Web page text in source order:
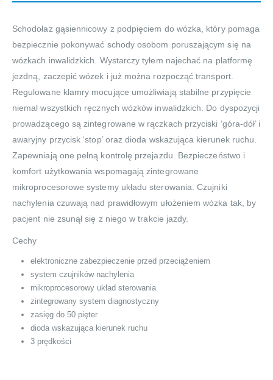
Schodołaz gąsiennicowy z podpięciem do wózka, który pomaga
bezpiecznie pokonywać schody osobom poruszającym się na
wózkach inwalidzkich. Wystarczy tyłem najechać na platformę
jezdną, zaczepić wózek i już można rozpocząć transport.
Regulowane klamry mocujące umożliwiają stabilne przypięcie
niemal wszystkich ręcznych wózków inwalidzkich. Do dyspozycji
prowadzącego są zintegrowane w rączkach przyciski ‘góra-dół’ i
awaryjny przycisk ‘stop’ oraz dioda wskazująca kierunek ruchu.
Zapewniają one pełną kontrolę przejazdu. Bezpieczeństwo i
komfort użytkowania wspomagają zintegrowane
mikroprocesorowe systemy układu sterowania. Czujniki
nachylenia czuwają nad prawidłowym ułożeniem wózka tak, by
pacjent nie zsunął się z niego w trakcie jazdy.
Cechy
elektroniczne zabezpieczenie przed przeciążeniem
system czujników nachylenia
mikroprocesorowy układ sterowania
zintegrowany system diagnostyczny
zasięg do 50 pięter
dioda wskazująca kierunek ruchu
3 prędkości